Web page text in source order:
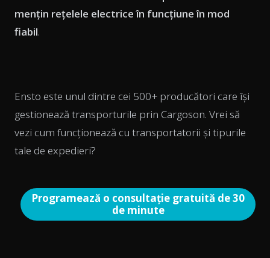
mențin rețelele electrice în funcțiune în mod
fiabil.
Ensto este unul dintre cei 500+ producători care își
gestionează transporturile prin Cargoson. Vrei să
vezi cum funcționează cu transportatorii și tipurile
tale de expedieri?
Programează o consultație gratuită de 30
de minute